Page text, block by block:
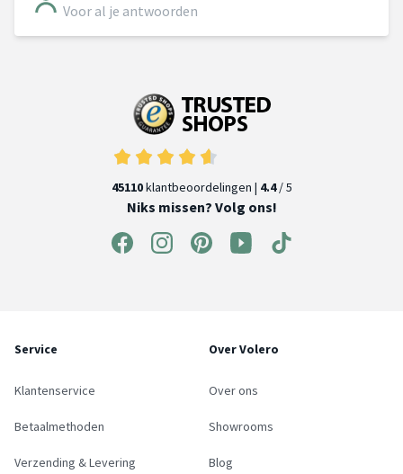
Voor al je antwoorden
45110klantbeoordelingen | 4.4/ 5
Niks missen? Volg ons!
Service
Klantenservice
Betaalmethoden
Verzending & Levering
Over Volero
Over ons
Showrooms
Blog